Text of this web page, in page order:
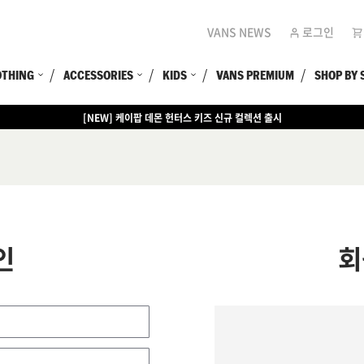
VANS NEWS 로그인
ACCESSORIES KIDS VANS PREMIUM SHOP BY
[NEW] 케이팝 데몬 헌터스 키즈 신규 컬렉션 출시